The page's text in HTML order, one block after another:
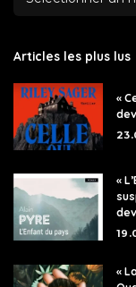
Articles les plus lus
«
«
«